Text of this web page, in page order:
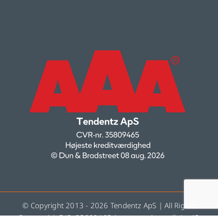
© Copyright 2013 - 2026 Tendentz ApS | All Rights